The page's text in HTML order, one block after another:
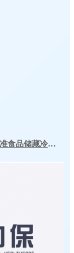
春发生物科技（宁夏）2666立方米高标准食品储藏冷库工程案例